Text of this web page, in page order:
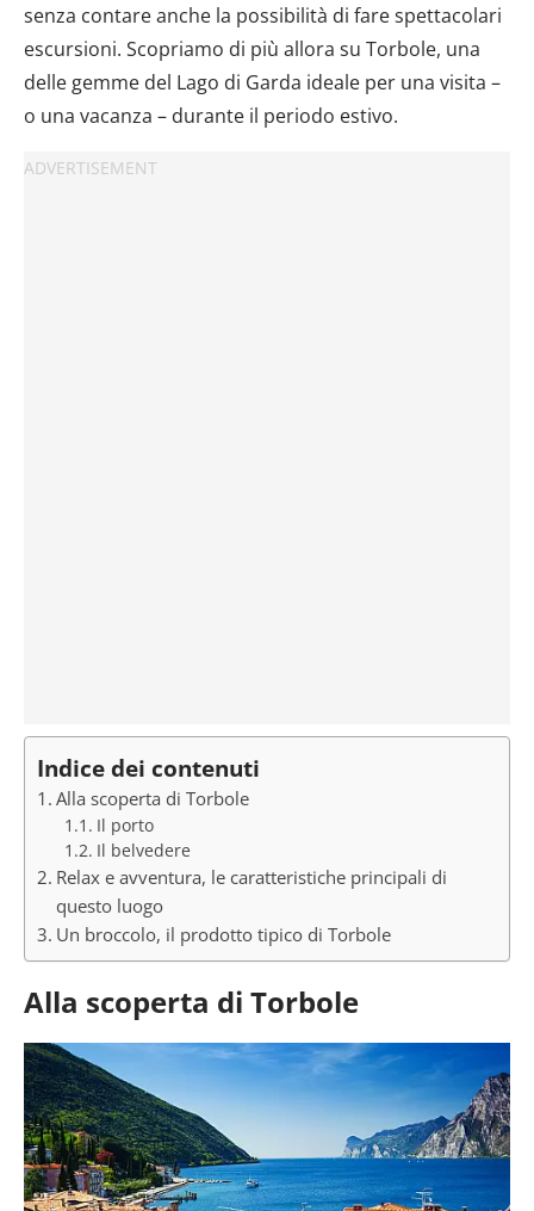
senza contare anche la possibilità di fare spettacolari
escursioni. Scopriamo di più allora su Torbole, una
delle gemme del Lago di Garda ideale per una visita –
o una vacanza – durante il periodo estivo.
Indice dei contenuti
Alla scoperta di Torbole
Il porto
Il belvedere
Relax e avventura, le caratteristiche principali di
questo luogo
Un broccolo, il prodotto tipico di Torbole
Alla scoperta di Torbole